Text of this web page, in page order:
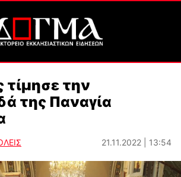
τίμησε την
της Παναγία
21.11.2022 | 13:54